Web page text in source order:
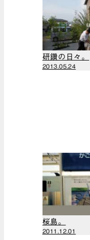
研鑽の日々。
2013.05.24
桜島。
2011.12.01